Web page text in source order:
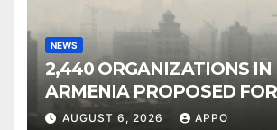
NEWS
2,440 ORGANIZATIONS IN
ARMENIA PROPOSED FOR
INCLUSION IN LIST OF AIR
AUGUST 6, 2026 APPO